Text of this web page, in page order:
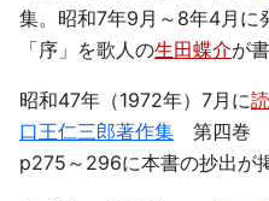
集。昭和7年9月～8年4月に
「序」を歌人の生田蝶介が
昭和47年（1972年）7月に
口王仁三郎著作集 第四巻
p275～296に本書の抄出が